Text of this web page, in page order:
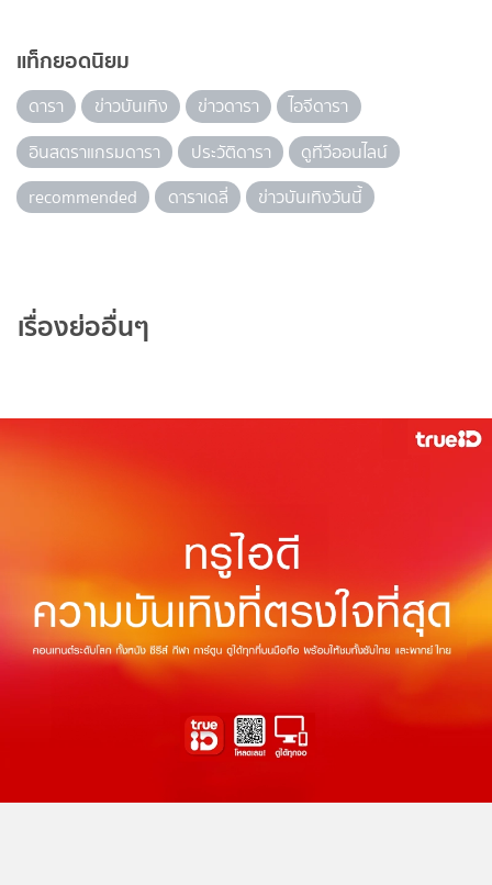
แท็กยอดนิยม
ดารา ข่าวบันเทิง ข่าวดารา
ไอจีดารา
อินสตราแกรมดารา
ประวัติดารา
ดูทีวีออนไลน์
recommended
ดาราเดลี่ ข่าวบันเทิงวันนี้
เรื่องย่ออื่นๆ